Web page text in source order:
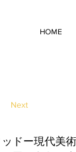
HOME
Next
ドー現代美